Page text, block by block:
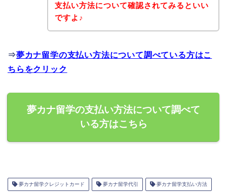
支払い方法について確認されてみるといい
ですよ♪
⇒夢カナ留学の支払い方法について調べている方はこ
ちらをクリック
夢カナ留学の支払い方法について調べて
いる方はこちら
夢カナ留学クレジットカード 夢カナ留学代引 夢カナ留学支払い方法